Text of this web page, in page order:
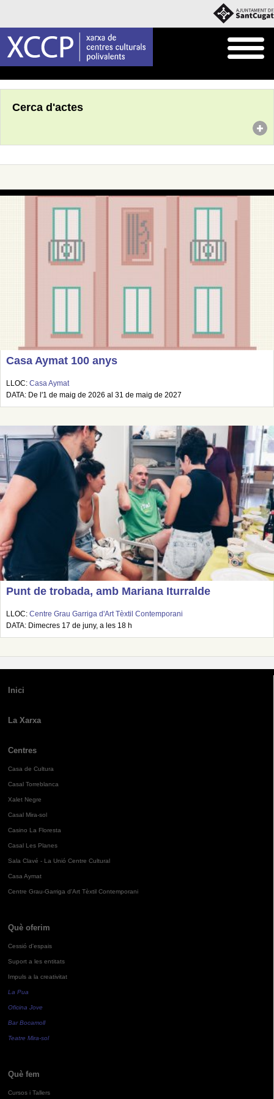
Cerca d'actes
Casa Aymat 100 anys
LLOC: Casa Aymat
DATA: De l'1 de maig de 2026 al 31 de maig de 2027
Punt de trobada, amb Mariana Iturralde
LLOC: Centre Grau Garriga d'Art Tèxtil Contemporani
DATA: Dimecres 17 de juny, a les 18 h
Inici
La Xarxa
Centres
Casa de Cultura
Casal Torreblanca
Xalet Negre
Casal Mira-sol
Casino La Floresta
Casal Les Planes
Sala Clavé - La Unió Centre Cultural
Casa Aymat
Centre Grau-Garriga d'Art Tèxtil Contemporani
Què oferim
Cessió d'espais
Suport a les entitats
Impuls a la creativitat
La Pua
Oficina Jove
Bar Bocamoll
Teatre Mira-sol
Què fem
Cursos i Tallers